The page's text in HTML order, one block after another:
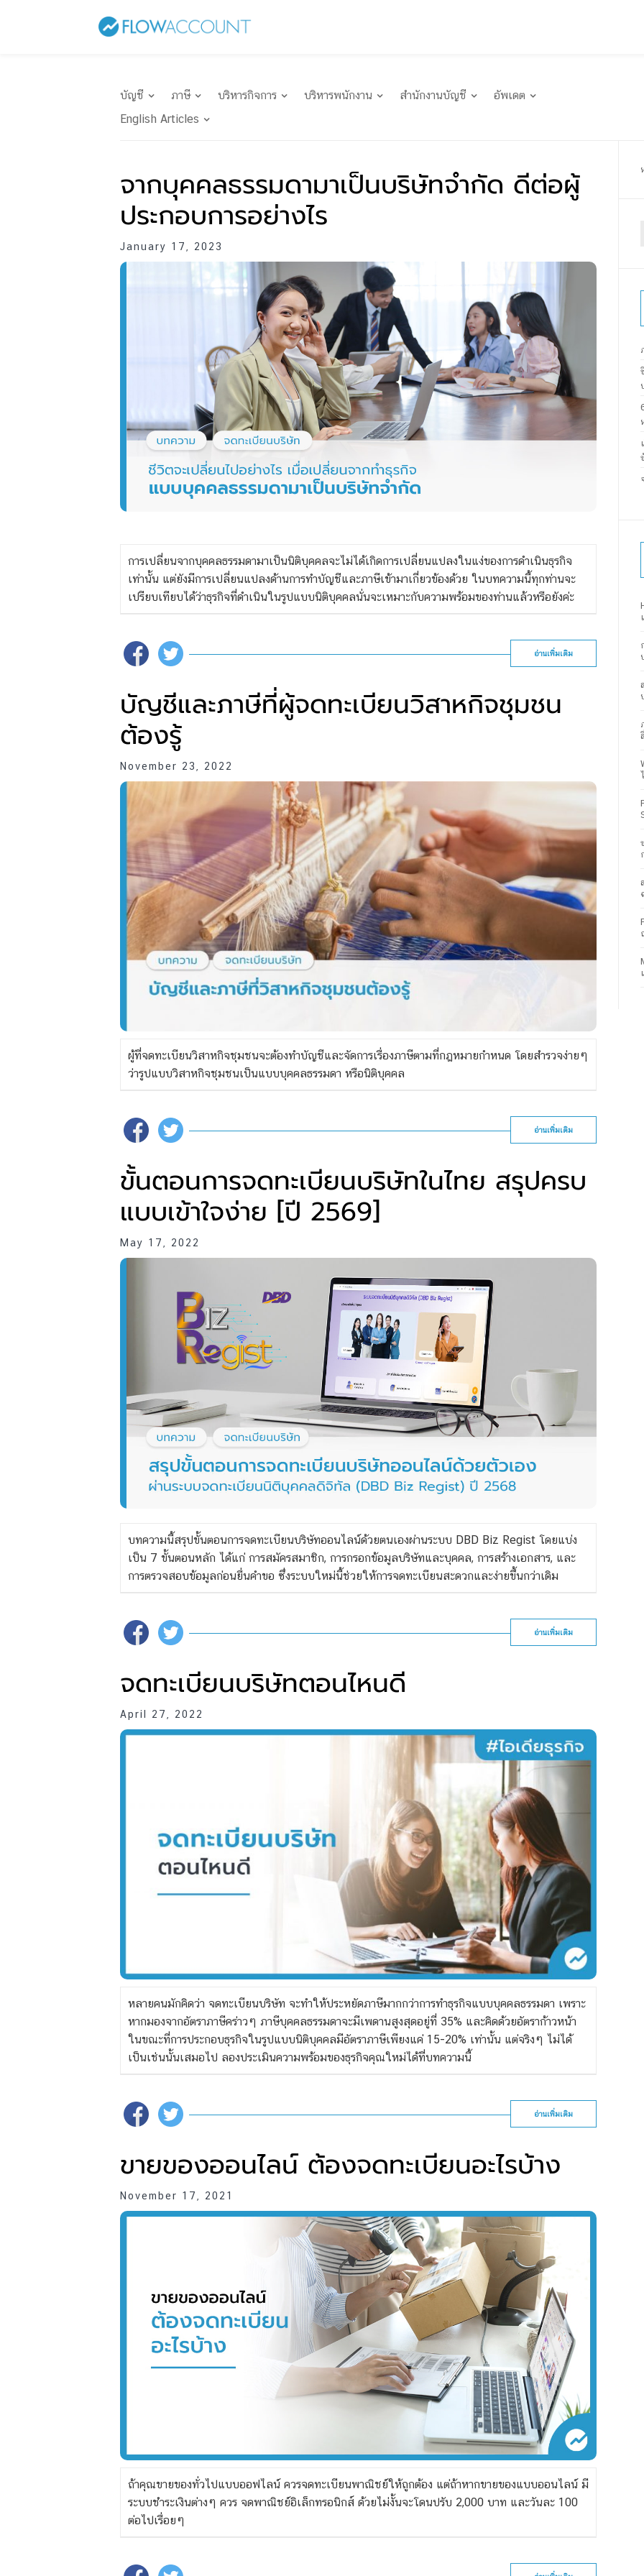
บัญชี ภาษี บริหารกิจการ บริหารพนักงาน สำนักงานบัญชี
อัพเดต
English Articles
จากบุคคลธรรมดามาเป็นบริษัทจำกัด ดีต่อผู้
ประกอบการอย่างไร
January 17, 2023
การเปลี่ยนจากบุคคลธรรมดามาเป็นนิติบุคคลจะไม่ได้เกิดการเปลี่ยนแปลงในแง่ของการดำเนินธุรกิจ
เท่านั้น แต่ยังมีการเปลี่ยนแปลงด้านการทำบัญชีและภาษีเข้ามาเกี่ยวข้องด้วย ในบทความนี้ทุกท่านจะ
เปรียบเทียบได้ว่าธุรกิจที่ดำเนินในรูปแบบนิติบุคคลนั่นจะเหมาะกับความพร้อมของท่านแล้วหรือยังค่ะ
อ่านเพิ่มเติม
บัญชีและภาษีที่ผู้จดทะเบียนวิสาหกิจชุมชน
ต้องรู้
November 23, 2022
ผู้ที่จดทะเบียนวิสาหกิจชุมชนจะต้องทำบัญชีและจัดการเรื่องภาษีตามที่กฎหมายกำหนด โดยสำรวจง่ายๆ
ว่ารูปแบบวิสาหกิจชุมชนเป็นแบบบุคคลธรรมดา หรือนิติบุคคล
อ่านเพิ่มเติม
ขั้นตอนการจดทะเบียนบริษัทในไทย สรุปครบ
แบบเข้าใจง่าย [ปี 2569]
May 17, 2022
บทความนี้สรุปขั้นตอนการจดทะเบียนบริษัทออนไลน์ด้วยตนเองผ่านระบบ DBD Biz Regist โดยแบ่ง
เป็น 7 ขั้นตอนหลัก ได้แก่ การสมัครสมาชิก, การกรอกข้อมูลบริษัทและบุคคล, การสร้างเอกสาร, และ
การตรวจสอบข้อมูลก่อนยื่นคำขอ ซึ่งระบบใหม่นี้ช่วยให้การจดทะเบียนสะดวกและง่ายขึ้นกว่าเดิม
อ่านเพิ่มเติม
จดทะเบียนบริษัทตอนไหนดี
April 27, 2022
หลายคนมักคิดว่า จดทะเบียนบริษัท จะทำให้ประหยัดภาษีมากกว่าการทำธุรกิจแบบบุคคลธรรมดา เพราะ
หากมองจากอัตราภาษีคร่าวๆ ภาษีบุคคลธรรมดาจะมีเพดานสูงสุดอยู่ที่ 35% และคิดด้วยอัตราก้าวหน้า
ในขณะที่การประกอบธุรกิจในรูปแบบนิติบุคคลมีอัตราภาษีเพียงแค่ 15-20% เท่านั้น แต่จริงๆ ไม่ได้
เป็นเช่นนั้นเสมอไป ลองประเมินความพร้อมของธุรกิจคุณใหม่ได้ที่บทความนี้
อ่านเพิ่มเติม
ขายของออนไลน์ ต้องจดทะเบียนอะไรบ้าง
November 17, 2021
ถ้าคุณขายของทั่วไปแบบออฟไลน์ ควรจดทะเบียนพาณิชย์ให้ถูกต้อง แต่ถ้าหากขายของแบบออนไลน์ มี
ระบบชำระเงินต่างๆ ควร จดพาณิชย์อิเล็กทรอนิกส์ ด้วยไม่งั้นจะโดนปรับ 2,000 บาท และวันละ 100
ต่อไปเรื่อยๆ